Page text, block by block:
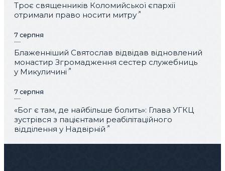
Троє священників Коломийської єпархії
отримали право носити митру
7 серпня
Блаженніший Святослав відвідав відновлений
монастир Згромадження сестер служебниць
у Микуличині
7 серпня
«Бог є там, де найбільше болить»: Глава УГКЦ
зустрівся з пацієнтами реабілітаційного
відділення у Надвірній